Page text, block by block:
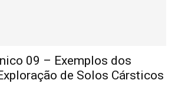
09 – Exemplos dos
de Solos Cársticos